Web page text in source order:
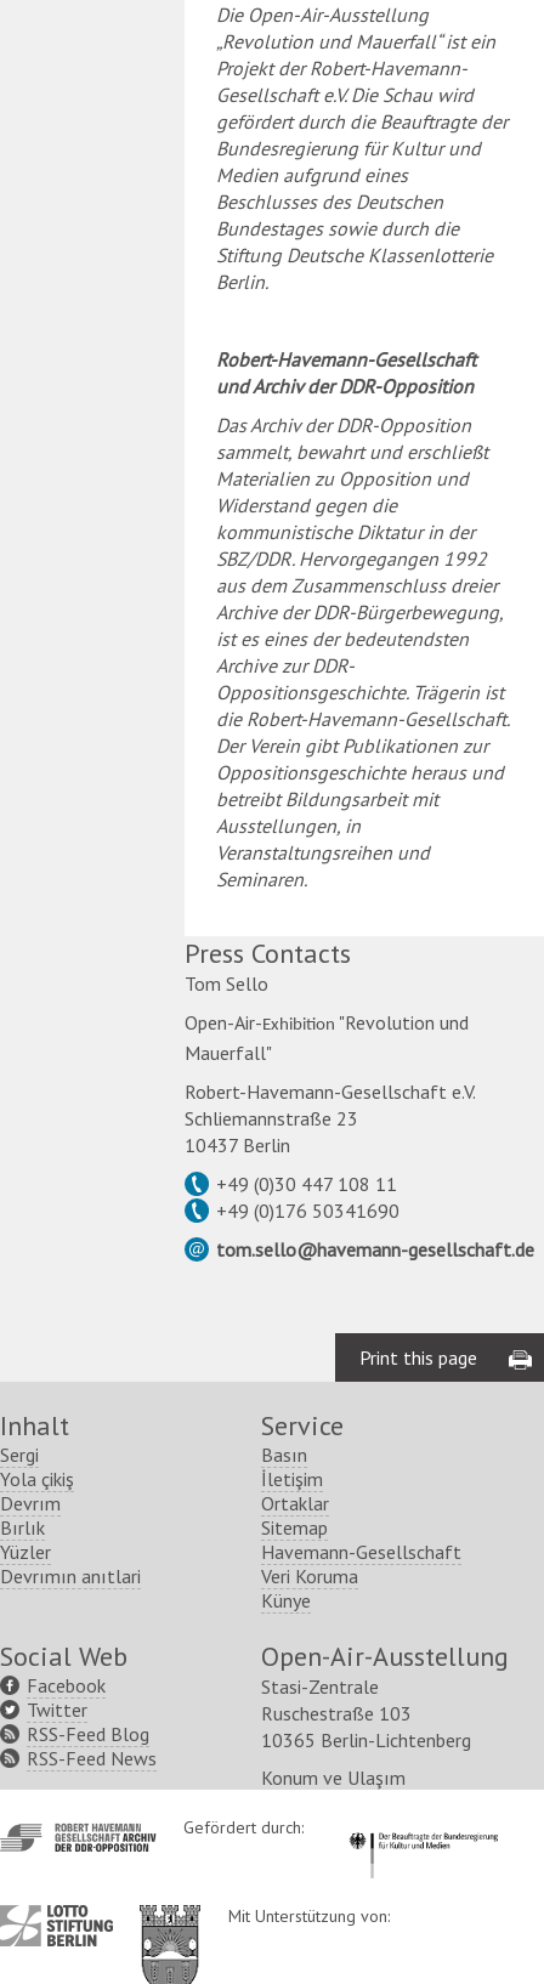
Die Open-Air-Ausstellung
„Revolution und Mauerfall“ ist ein
Projekt der Robert-Havemann-
Gesellschaft e.V. Die Schau wird
gefördert durch die Beauftragte der
Bundesregierung für Kultur und
Medien aufgrund eines
Beschlusses des Deutschen
Bundestages sowie durch die
Stiftung Deutsche Klassenlotterie
Berlin.
Robert-Havemann-Gesellschaft
und Archiv der DDR-Opposition
Das Archiv der DDR-Opposition
sammelt, bewahrt und erschließt
Materialien zu Opposition und
Widerstand gegen die
kommunistische Diktatur in der
SBZ/DDR. Hervorgegangen 1992
aus dem Zusammenschluss dreier
Archive der DDR-Bürgerbewegung,
ist es eines der bedeutendsten
Archive zur DDR-
Oppositionsgeschichte. Trägerin ist
die Robert-Havemann-Gesellschaft.
Der Verein gibt Publikationen zur
Oppositionsgeschichte heraus und
betreibt Bildungsarbeit mit
Ausstellungen, in
Veranstaltungsreihen und
Seminaren.
Press Contacts
Tom Sello
Open-Air-Exhibition "Revolution und
Mauerfall"
Robert-Havemann-Gesellschaft e.V.
Schliemannstraße 23
10437 Berlin
+49 (0)30 447 108 11
+49 (0)176 50341690
tom.sello@havemann-gesellschaft.de
Print this page
Inhalt
Sergi
Yola çikiş
Devrım
Bırlık
Yüzler
Devrımın anıtlari
Service
Basın
İletişim
Ortaklar
Sitemap
Havemann-Gesellschaft
Veri Koruma
Künye
Social Web
Facebook
Twitter
RSS-Feed Blog
RSS-Feed News
Open-Air-Ausstellung
Stasi-Zentrale
Ruschestraße 103
10365 Berlin-Lichtenberg
Konum ve Ulaşım
http://www.havemann-
gesellschaft.de/
Gefördert durch: http://
http://www.lotto-
stiftung-
http://www.berlin.de/ba-
lichtenberg/
Mit Unterstützung von: